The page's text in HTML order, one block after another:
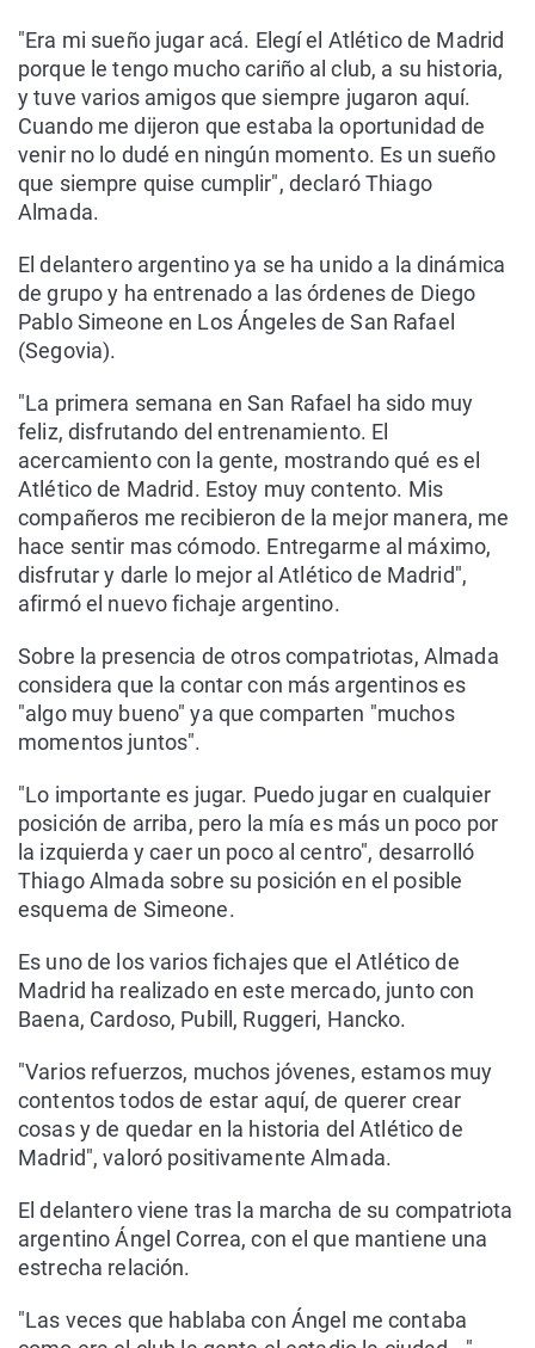
"Era mi sueño jugar acá. Elegí el Atlético de Madrid
porque le tengo mucho cariño al club, a su historia,
y tuve varios amigos que siempre jugaron aquí.
Cuando me dijeron que estaba la oportunidad de
venir no lo dudé en ningún momento. Es un sueño
que siempre quise cumplir", declaró Thiago
Almada.
El delantero argentino ya se ha unido a la dinámica
de grupo y ha entrenado a las órdenes de Diego
Pablo Simeone en Los Ángeles de San Rafael
(Segovia).
"La primera semana en San Rafael ha sido muy
feliz, disfrutando del entrenamiento. El
acercamiento con la gente, mostrando qué es el
Atlético de Madrid. Estoy muy contento. Mis
compañeros me recibieron de la mejor manera, me
hace sentir mas cómodo. Entregarme al máximo,
disfrutar y darle lo mejor al Atlético de Madrid",
afirmó el nuevo fichaje argentino.
Sobre la presencia de otros compatriotas, Almada
considera que la contar con más argentinos es
"algo muy bueno" ya que comparten "muchos
momentos juntos".
"Lo importante es jugar. Puedo jugar en cualquier
posición de arriba, pero la mía es más un poco por
la izquierda y caer un poco al centro", desarrolló
Thiago Almada sobre su posición en el posible
esquema de Simeone.
Es uno de los varios fichajes que el Atlético de
Madrid ha realizado en este mercado, junto con
Baena, Cardoso, Pubill, Ruggeri, Hancko.
"Varios refuerzos, muchos jóvenes, estamos muy
contentos todos de estar aquí, de querer crear
cosas y de quedar en la historia del Atlético de
Madrid", valoró positivamente Almada.
El delantero viene tras la marcha de su compatriota
argentino Ángel Correa, con el que mantiene una
estrecha relación.
"Las veces que hablaba con Ángel me contaba